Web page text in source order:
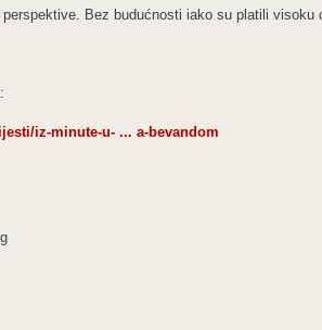
Bez budućnosti iako su platili
iz-minute-u- ... a-bevandom